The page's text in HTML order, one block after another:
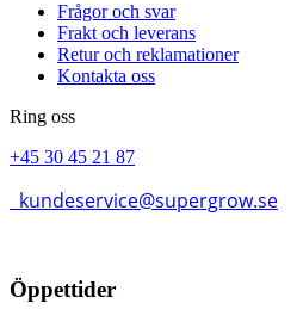
Frågor och svar
Frakt och leverans
Retur och reklamationer
Kontakta oss
Ring oss
+45 30 45 21 87
kundeservice@supergrow.se
Öppettider